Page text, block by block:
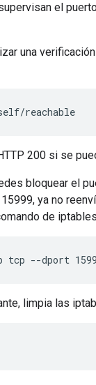
el
una
reachable
200 si se
bloquear el
ya no
de
--dport
limpia las